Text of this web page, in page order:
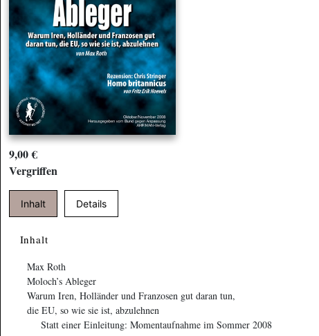
9,00 €
Vergriffen
Inhalt Details
Inhalt
Max Roth
Moloch’s Ableger
Warum Iren, Holländer und Franzosen gut daran tun,
die EU, so wie sie ist, abzulehnen
Statt einer Einleitung: Momentaufnahme im Sommer 2008